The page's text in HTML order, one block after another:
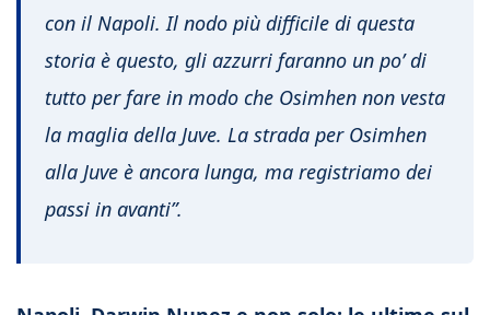
con il Napoli. Il nodo più difficile di questa
storia è questo, gli azzurri faranno un po’ di
tutto per fare in modo che Osimhen non vesta
la maglia della Juve. La strada per Osimhen
alla Juve è ancora lunga, ma registriamo dei
passi in avanti”.